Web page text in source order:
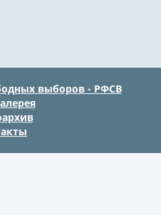
выборов - РФСВ